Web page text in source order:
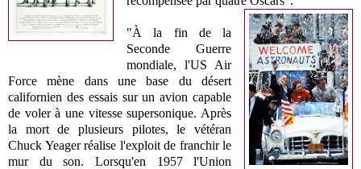
"À la fin de la
Seconde Guerre
mondiale, l'US Air
Force mène dans une base du désert
californien des essais sur un avion capable
de voler à une vitesse supersonique. Après
la mort de plusieurs pilotes, le vétéran
Chuck Yeager réalise l'exploit de franchir le
mur du son. Lorsqu'en 1957 l'Union